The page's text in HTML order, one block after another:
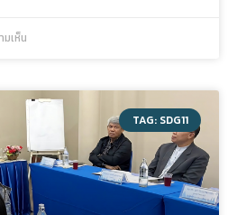
มเห็น
TAG: SDG11